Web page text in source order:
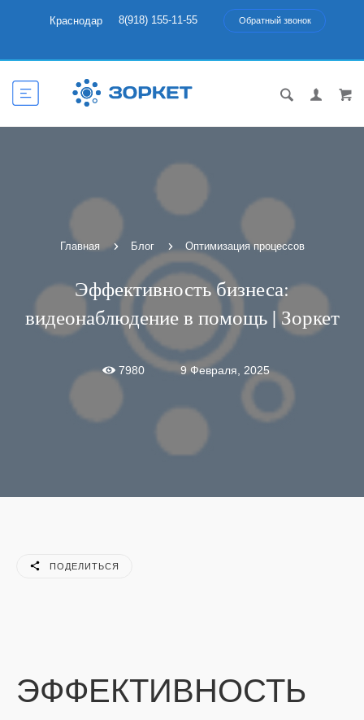
Краснодар 8(918) 155-11-55 Обратный звонок
Главная Блог Оптимизация процессов
Эффективность бизнеса:
видеонаблюдение в помощь | Зоркет
7980 9 Февраля, 2025
ПОДЕЛИТЬСЯ
ЭФФЕКТИВНОСТЬ